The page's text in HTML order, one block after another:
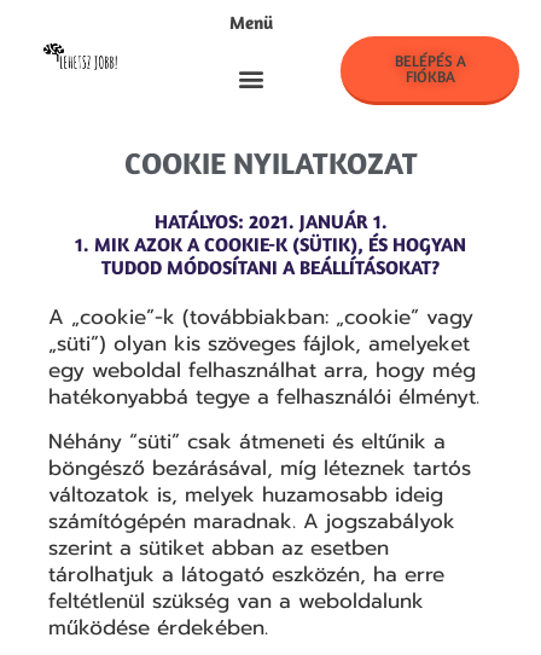
Menü
BELÉPÉS A
FIÓKBA
COOKIE NYILATKOZAT
HATÁLYOS: 2021. JANUÁR 1.
1. MIK AZOK A COOKIE-K (SÜTIK), ÉS HOGYAN
TUDOD MÓDOSÍTANI A BEÁLLÍTÁSOKAT?
A „cookie”-k (továbbiakban: „cookie” vagy
„süti”) olyan kis szöveges fájlok, amelyeket
egy weboldal felhasználhat arra, hogy még
hatékonyabbá tegye a felhasználói élményt.
Néhány “süti” csak átmeneti és eltűnik a
böngésző bezárásával, míg léteznek tartós
változatok is, melyek huzamosabb ideig
számítógépén maradnak. A jogszabályok
szerint a sütiket abban az esetben
tárolhatjuk a látogató eszközén, ha erre
feltétlenül szükség van a weboldalunk
működése érdekében.